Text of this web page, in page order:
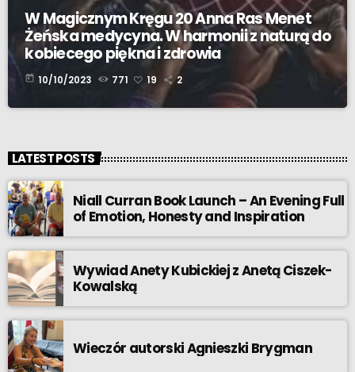
W Magicznym Kręgu 20 Anna Ras Menet
Żeńska medycyna. W harmonii z naturą do
kobiecego piękna i zdrowia
today 10/10/2023 771 19 2
LATEST POSTS
Niall Curran Book Launch – An Evening Full
of Emotion, Honesty and Inspiration
Wywiad Anety Kubickiej z Anetą Ciszek-
Kowalską
Wieczór autorski Agnieszki Brygman